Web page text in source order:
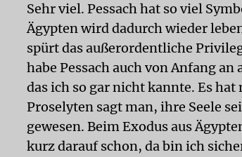
Sehr viel. Pessach hat so viel
Ägypten wird dadurch wieder
spürt das außerordentliche
habe Pessach auch von Anfang
das ich so gar nicht kannte. Es
Proselyten sagt man, ihre Seele
gewesen. Beim Exodus aus
kurz darauf schon, da bin ich